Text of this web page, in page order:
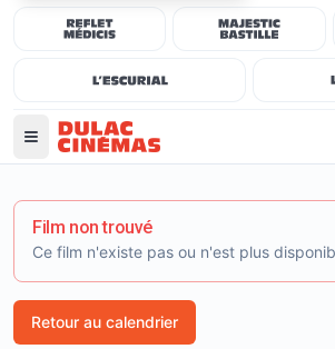
Film non trouvé
Ce film n'existe pas ou n'est plus
Retour au calendrier